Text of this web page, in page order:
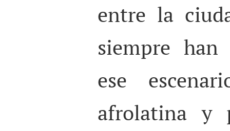
entre la
siempre
ese
afrolatina y